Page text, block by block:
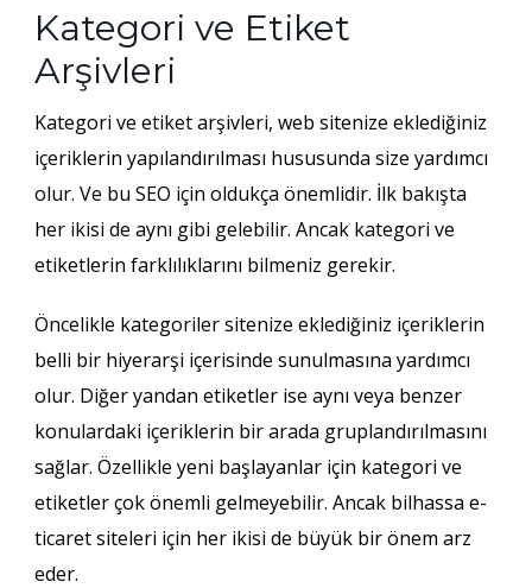
Kategori ve Etiket
Arşivleri
Kategori ve etiket arşivleri, web sitenize eklediğiniz
içeriklerin yapılandırılması hususunda size yardımcı
olur. Ve bu SEO için oldukça önemlidir. İlk bakışta
her ikisi de aynı gibi gelebilir. Ancak kategori ve
etiketlerin farklılıklarını bilmeniz gerekir.
Öncelikle kategoriler sitenize eklediğiniz içeriklerin
belli bir hiyerarşi içerisinde sunulmasına yardımcı
olur. Diğer yandan etiketler ise aynı veya benzer
konulardaki içeriklerin bir arada gruplandırılmasını
sağlar. Özellikle yeni başlayanlar için kategori ve
etiketler çok önemli gelmeyebilir. Ancak bilhassa e-
ticaret siteleri için her ikisi de büyük bir önem arz
eder.